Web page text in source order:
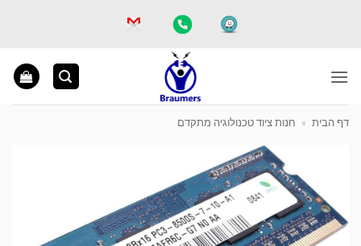
דף הבית » חנות ציוד טכנולוגיה מתקדם